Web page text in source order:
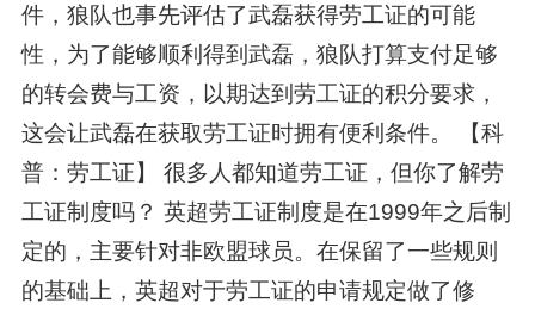
件，狼队也事先评估了武磊获得劳工证的可能
性，为了能够顺利得到武磊，狼队打算支付足够
的转会费与工资，以期达到劳工证的积分要求，
这会让武磊在获取劳工证时拥有便利条件。 【科
普：劳工证】 很多人都知道劳工证，但你了解劳
工证制度吗？ 英超劳工证制度是在1999年之后制
定的，主要针对非欧盟球员。在保留了一些规则
的基础上，英超对于劳工证的申请规定做了修